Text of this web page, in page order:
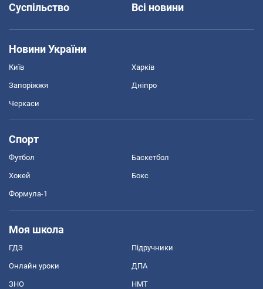
Суспільство
Всі новини
Новини України
Київ Харків
Запоріжжя Дніпро
Черкаси
Спорт
Футбол Баскетбол
Хокей Бокс
Формула-1
Моя школа
ГДЗ Підручники
Онлайн уроки ДПА
ЗНО НМТ